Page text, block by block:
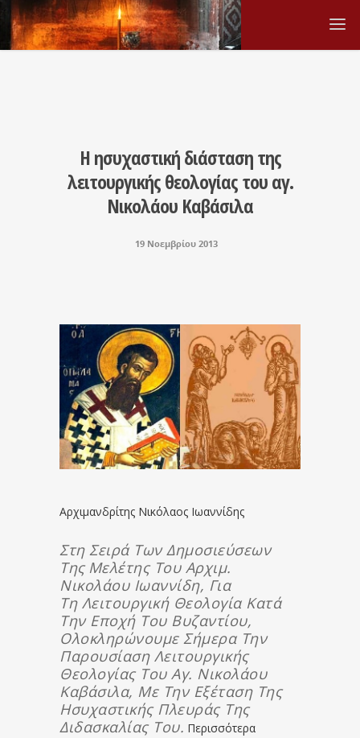
Η ησυχαστική διάσταση της
λειτουργικής θεολογίας του αγ.
Νικολάου Καβάσιλα
19 Νοεμβρίου 2013
Αρχιμανδρίτης Νικόλαος Ιωαννίδης
Στη Σειρά Των Δημοσιεύσεων
Της Μελέτης Του Αρχιμ.
Νικολάου Ιωαννίδη, Για
Τη ΛειτουργιΚή Θεολογία Κατά
Την Εποχή Του Βυζαντίου,
ΟλοκληρώνΟυμε Σήμερα Την
Παρουσίαση Λειτουργικής
ΘεολογίαςΤου Αγ. Νικολάου
Καβάσιλα, Με Την Εξέταση Της
Ησυχαστικής Πλευράς Της
Διδασκαλίας Του. Περισσότερα